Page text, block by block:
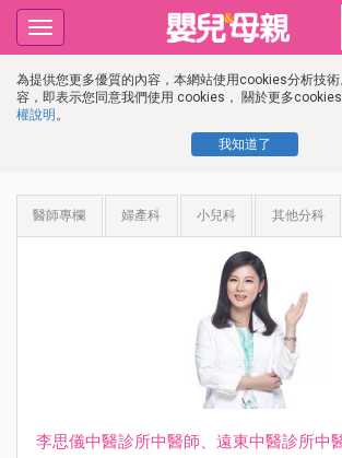
為提供您更多優質的內容，本網站使用cookies分析技
容，即表示您同意我們使用 cookies， 關於更多
權說明 。
我知道了
Toggle
navigation
醫師專欄 婦產科 小兒科 其他分科
李思儀中醫診所中醫師、遠東中醫診所中